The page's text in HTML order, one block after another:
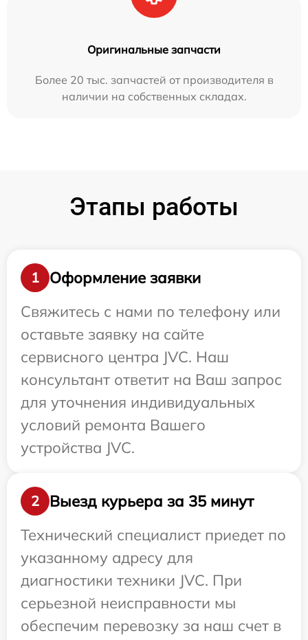
Оригинальные запчасти
Более 20 тыс. запчастей от производителя в
наличии на собственных складах.
Этапы работы
1
Оформление заявки
Свяжитесь с нами по телефону или
оставьте заявку на сайте
сервисного центра JVC. Наш
консультант ответит на Ваш запрос
для уточнения индивидуальных
условий ремонта Вашего
устройства JVC.
2
Выезд курьера за 35 минут
Технический специалист приедет по
указанному адресу для
диагностики техники JVC. При
серьезной неисправности мы
обеспечим перевозку за наш счет в